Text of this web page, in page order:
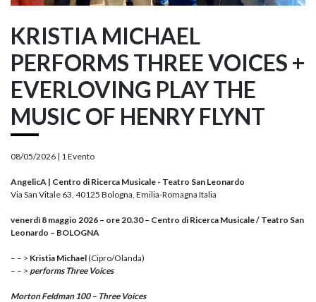
KRISTIA MICHAEL
PERFORMS THREE VOICES +
EVERLOVING PLAY THE
MUSIC OF HENRY FLYNT
08/05/2026 | 1 Evento
AngelicA | Centro di Ricerca Musicale - Teatro San Leonardo
Via San Vitale 63, 40125 Bologna, Emilia-Romagna Italia
venerdì 8 maggio 2026 – ore 20.30 – Centro di Ricerca Musicale / Teatro San
Leonardo – BOLOGNA
– – > Kristia Michael(Cipro/Olanda)
– – > performs Three Voices
Morton Feldman 100 – Three Voices